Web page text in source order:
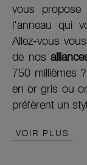
vous propose
l'anneau qui
Allez-vous
de nos
750 millièmes
en or gris ou
préfèrent un
VOIR PLUS